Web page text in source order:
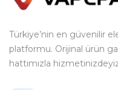
Türkiye’nin en güvenilir
platformu. Orijinal ürün
hattımızla